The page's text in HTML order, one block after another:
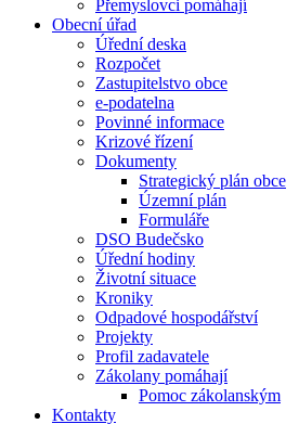
Přemyslovci pomáhají
Obecní úřad
Úřední deska
Rozpočet
Zastupitelstvo obce
e-podatelna
Povinné informace
Krizové řízení
Dokumenty
Strategický plán obce
Územní plán
Formuláře
DSO Budečsko
Úřední hodiny
Životní situace
Kroniky
Odpadové hospodářství
Projekty
Profil zadavatele
Zákolany pomáhají
Pomoc zákolanským
Kontakty